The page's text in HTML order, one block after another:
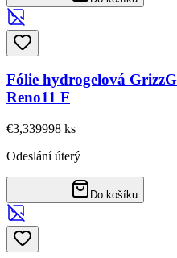
Fólie hydrogelová
Reno11 F
€3,339998 ks
Odeslání úterý
Do košíku